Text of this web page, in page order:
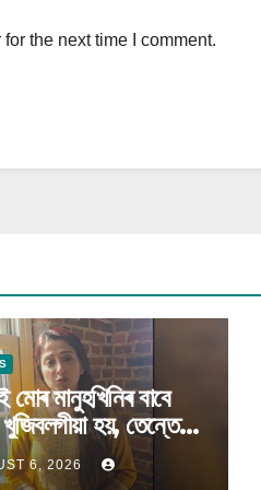
the next time I comment.
মোৰ মানুহখিনিৰ বাবে
খুজিবলগীয়া হয়, তেন্তে
6, 2026